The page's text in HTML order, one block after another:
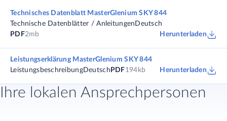
Technisches Datenblatt MasterGlenium SKY 844
Technische Datenblätter / Anleitungen Deutsch
PDF2mb Herunterladen
Leistungserklärung MasterGlenium SKY 844
LeistungsbeschreibungDeutsch PDF194kb Herunterladen
Ihre lokalen Ansprechpersonen